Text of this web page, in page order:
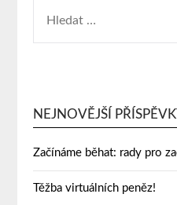
NEJNOVĚJŠÍ
Začínáme běhat: rady pro
Těžba virtuálních peněz!